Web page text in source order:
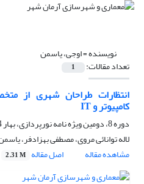
نویسنده =اوجی، یاسمن
تعداد مقالات: 1
انتظارات طراحان شهری از
کامپیوتر و IT
دوره 8، دومین ویژه نامه نورپردازی، بهار 1394، صفحه
لاله توانائی مروی، مصطفی بهزادفر،
مشاهده مقاله
اصل مقاله 2.31 M